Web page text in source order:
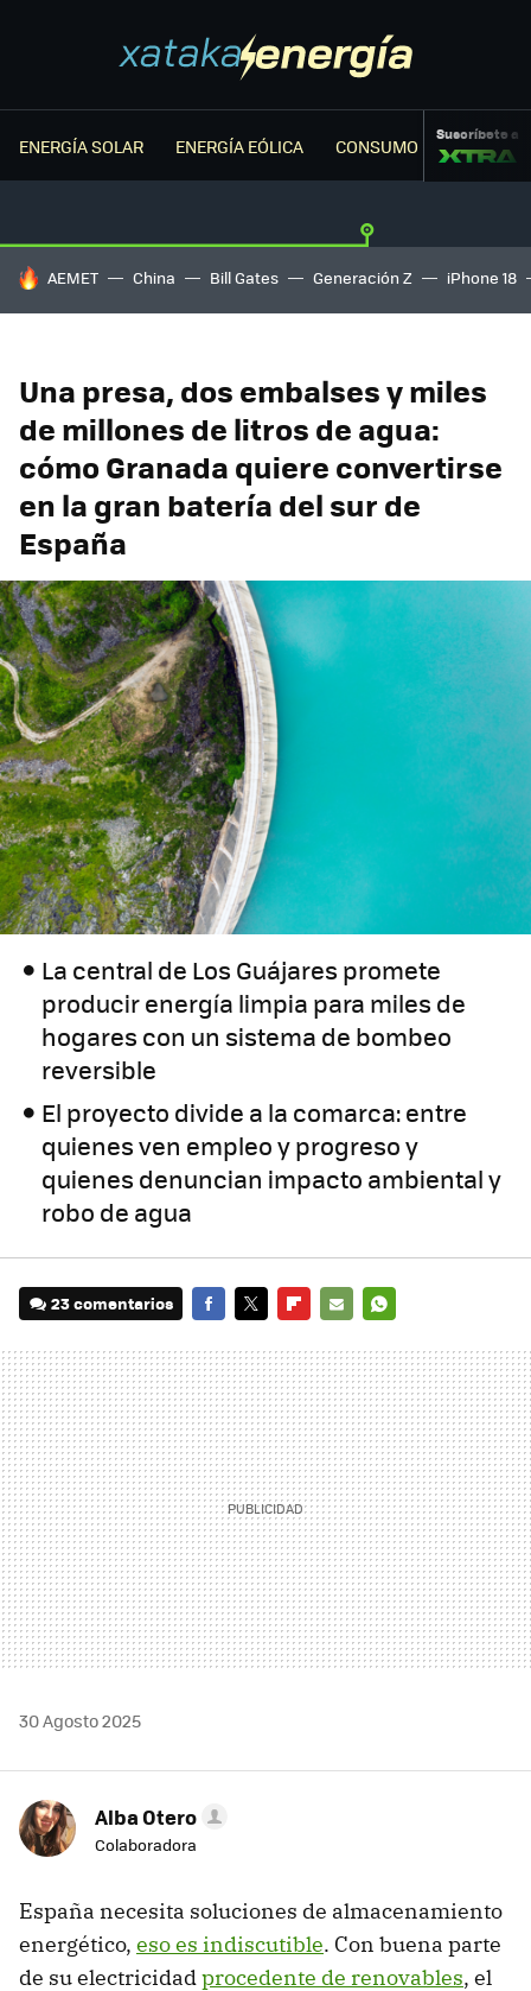
ENERGÍA SOLAR ENERGÍA EÓLICA CONSUMO ENERGÉTICO
Suscríbete a
HOY SE HABLA DE
AEMET China Bill Gates Generación Z iPhone 18
Una presa, dos embalses y miles
de millones de litros de agua:
cómo Granada quiere convertirse
en la gran batería del sur de
España
La central de Los Guájares promete
producir energía limpia para miles de
hogares con un sistema de bombeo
reversible
El proyecto divide a la comarca: entre
quienes ven empleo y progreso y
quienes denuncian impacto ambiental y
robo de agua
23 comentarios
MAIL
30 Agosto 2025
Alba Otero
Colaboradora
España necesita soluciones de almacenamiento
energético, eso es indiscutible. Con buena parte
de su electricidadprocedente de renovables, el